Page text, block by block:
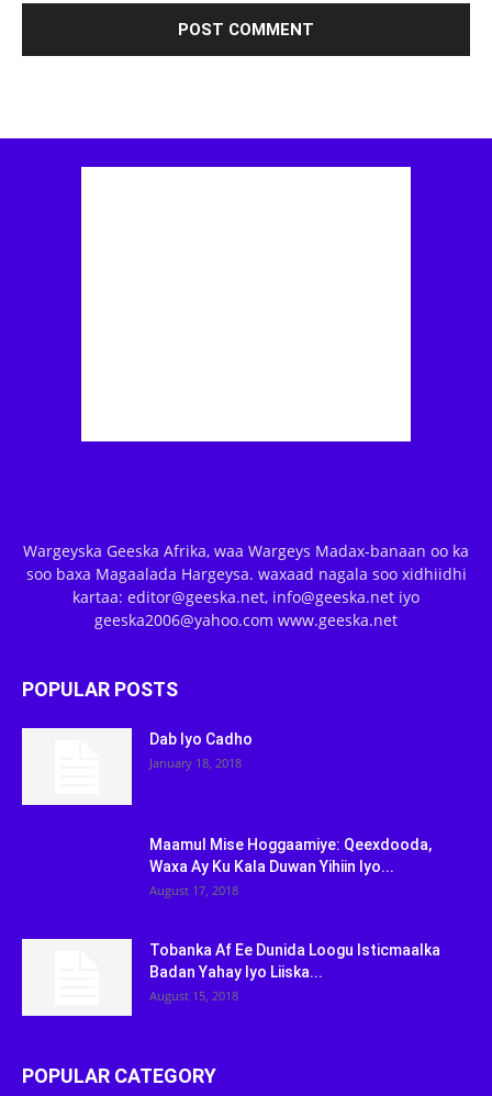
Wargeyska Geeska Afrika, waa Wargeys Madax-banaan oo ka
soo baxa Magaalada Hargeysa. waxaad nagala soo xidhiidhi
kartaa: editor@geeska.net, info@geeska.net iyo
geeska2006@yahoo.com www.geeska.net
POPULAR POSTS
Dab Iyo Cadho
January 18, 2018
Maamul Mise Hoggaamiye: Qeexdooda,
Waxa Ay Ku Kala Duwan Yihiin Iyo...
August 17, 2018
Tobanka Af Ee Dunida Loogu Isticmaalka
Badan Yahay Iyo Liiska...
August 15, 2018
POPULAR CATEGORY